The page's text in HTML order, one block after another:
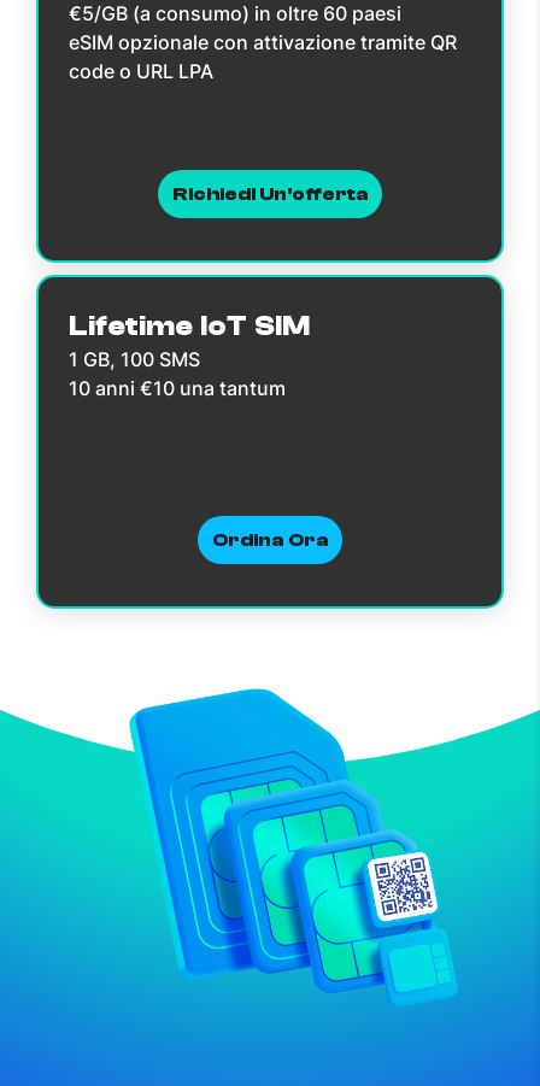
€5/GB (a consumo) in oltre 60 paesi
eSIM opzionale con attivazione tramite QR
code o URL LPA
Richiedi Un'offerta
Lifetime IoT SIM
1 GB, 100 SMS
10 anni €10 una tantum
Ordina Ora